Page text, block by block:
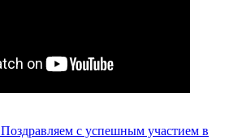
Поздравляем с успешным участием в